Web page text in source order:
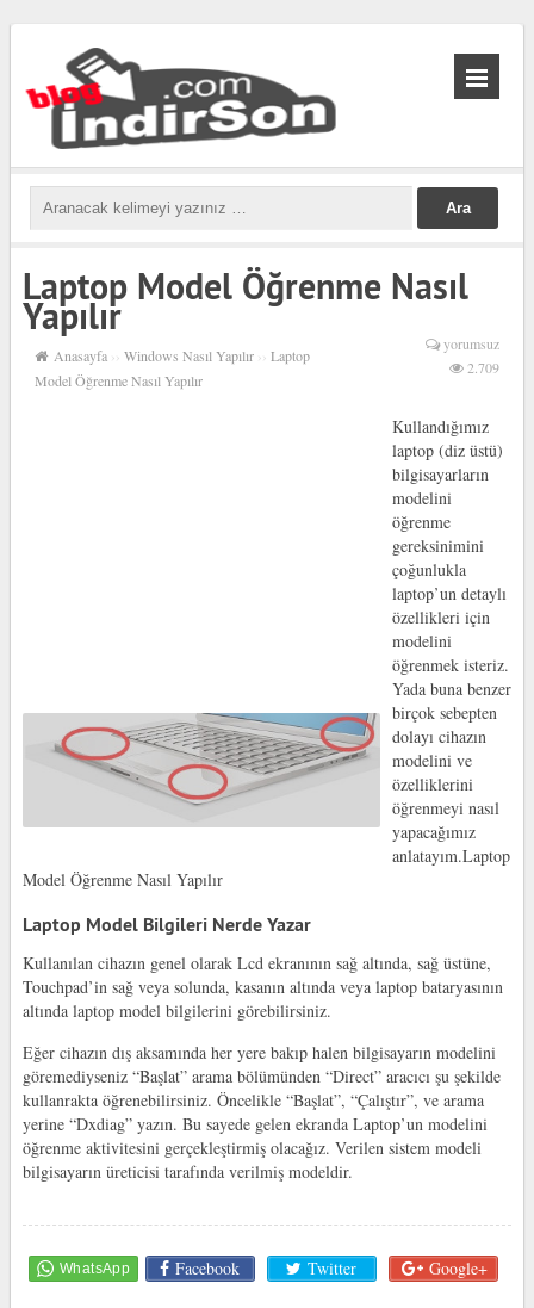
biabet
güncel
biabet
Laptop Model Öğrenme Nasıl
Yapılır
Anasayfa ›› Windows Nasıl Yapılır ›› Laptop
Model Öğrenme Nasıl Yapılır
yorumsuz
2.709
Kullandığımız
laptop (diz üstü)
bilgisayarların
modelini
öğrenme
gereksinimini
çoğunlukla
laptop’un detaylı
özellikleri için
modelini
öğrenmek isteriz.
Yada buna benzer
birçok sebepten
dolayı cihazın
modelini ve
özelliklerini
öğrenmeyi nasıl
yapacağımız
anlatayım.Laptop
Model Öğrenme Nasıl Yapılır
Laptop Model Bilgileri Nerde Yazar
Kullanılan cihazın genel olarak Lcd ekranının sağ altında, sağ üstüne,
Touchpad’in sağ veya solunda, kasanın altında veya laptop bataryasının
altında laptop model bilgilerini görebilirsiniz.
Eğer cihazın dış aksamında her yere bakıp halen bilgisayarın modelini
göremediyseniz “Başlat” arama bölümünden “Direct” aracıcı şu şekilde
kullanrakta öğrenebilirsiniz. Öncelikle “Başlat”, “Çalıştır”, ve arama
yerine “Dxdiag” yazın. Bu sayede gelen ekranda Laptop’un modelini
öğrenme aktivitesini gerçekleştirmiş olacağız. Verilen sistem modeli
bilgisayarın üreticisi tarafında verilmiş modeldir.
Facebook Twitter Google+